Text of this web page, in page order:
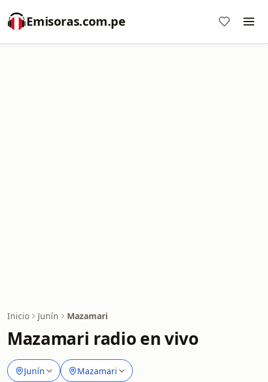
Emisoras.com.pe
Inicio Junín Mazamari
Mazamari radio en vivo
Junín Mazamari